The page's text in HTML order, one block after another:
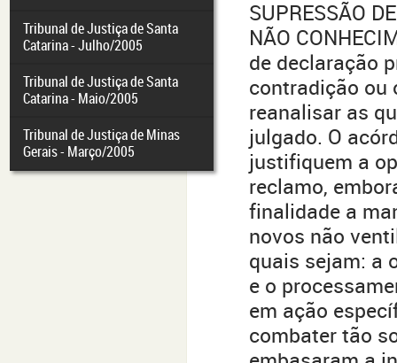
Tribunal de Justiça de Santa
Catarina - Julho/2005
Tribunal de Justiça de Santa
Catarina - Maio/2005
Tribunal de Justiça de Minas
Gerais - Março/2005
SUPRESSÃO
NÃO
de declaração
contradição ou
reanalisar as
julgado. O
justifiquem a
reclamo,
finalidade a
novos não
quais sejam: a
e o
em ação
combater tão